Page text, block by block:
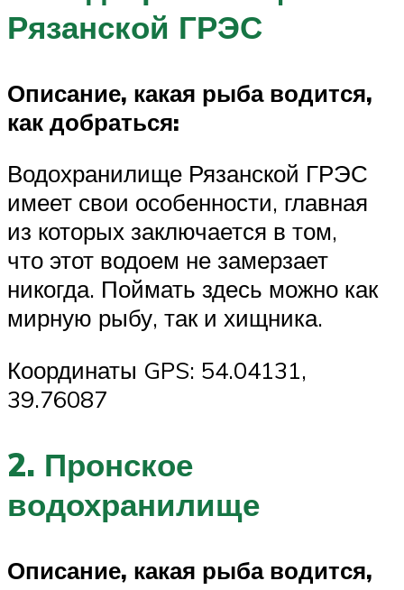
Рязанской ГРЭС
Описание, какая рыба водится,
как добраться:
Водохранилище Рязанской ГРЭС
имеет свои особенности, главная
из которых заключается в том,
что этот водоем не замерзает
никогда. Поймать здесь можно как
мирную рыбу, так и хищника.
Координаты GPS: 54.04131,
39.76087
2. Пронское
водохранилище
Описание, какая рыба водится,